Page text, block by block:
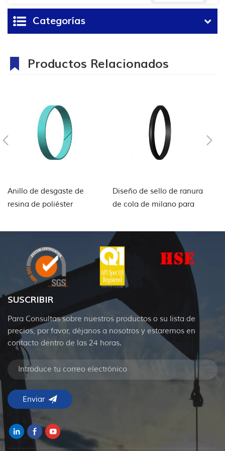
Categorías
Productos Relacionados
Anillo de desgaste de
resina de poliéster
Diseño de sello de ranura
de cola de milano para
de pozo
SUSCRIBIR
Para Consultas sobre nuestros productos o su lista de
precios, por favor, déjanos a nosotros y estaremos en
contacto dentro de las 24 horas.